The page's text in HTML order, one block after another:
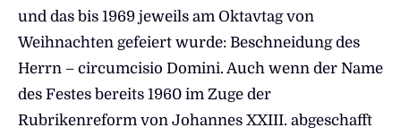
und das bis 1969 jeweils am Oktavtag von
Weihnachten gefeiert wurde: Beschneidung des
Herrn – circumcisio Domini. Auch wenn der Name
des Festes bereits 1960 im Zuge der
Rubrikenreform von Johannes XXIII. abgeschafft